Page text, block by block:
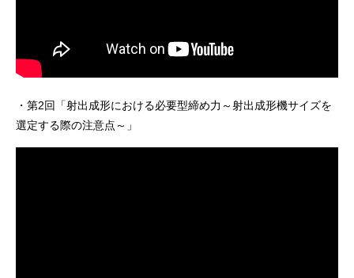
・第2回「射出成形における必要型締め力～射出成形機サイズを
選定する際の注意点～」